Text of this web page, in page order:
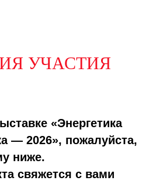
УЧАСТИЯ
«Энергетика
— 2026», пожалуйста,
ниже.
свяжется с вами